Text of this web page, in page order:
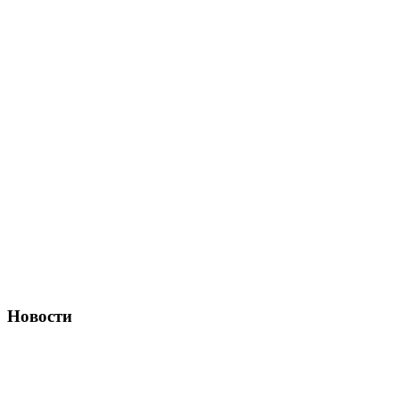
Новости